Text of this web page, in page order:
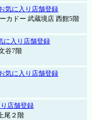
気に入り店舗登録
カドー 武蔵境店 西館5階
に入り店舗登録
谷7階
気に入り店舗登録
店舗登録
尾２階